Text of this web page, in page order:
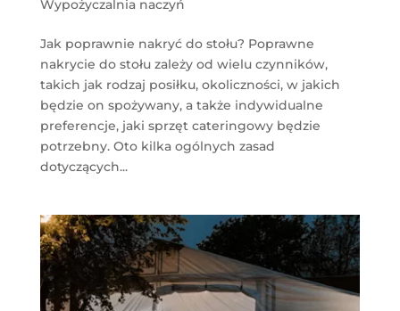
Wypożyczalnia naczyń
Jak poprawnie nakryć do stołu? Poprawne
nakrycie do stołu zależy od wielu czynników,
takich jak rodzaj posiłku, okoliczności, w jakich
będzie on spożywany, a także indywidualne
preferencje, jaki sprzęt cateringowy będzie
potrzebny. Oto kilka ogólnych zasad
dotyczących...